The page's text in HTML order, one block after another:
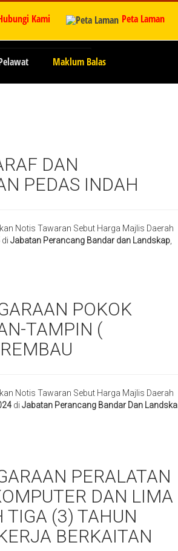
Kami Peta Laman
Maklum Balas
DAN
PEDAS INDAH
Notis Tawaran Sebut Harga Majlis Daerah
di Jabatan Perancang Bandar dan Landskap,
POKOK
TAMPIN (
Notis Tawaran Sebut Harga Majlis Daerah
di Jabatan Perancang Bandar Dan
PERALATAN
DAN LIMA
TIGA (3) TAHUN
BERKAITAN